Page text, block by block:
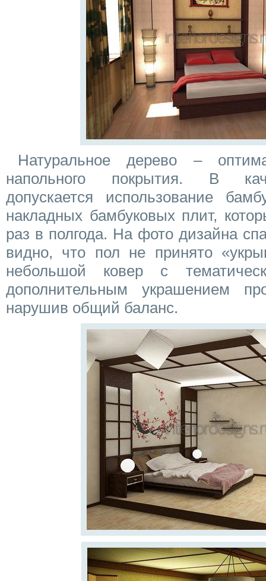
Натуральное дерево –
напольного покрытия. В
допускается использование
накладных бамбуковых плит,
раз в полгода. На фото дизайна
видно, что пол не принято
небольшой ковер с
дополнительным украшением
нарушив общий баланс.